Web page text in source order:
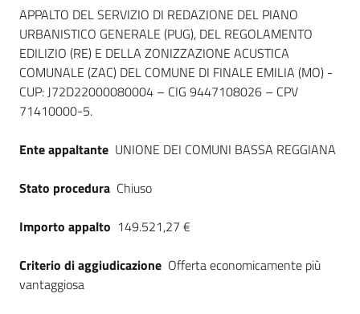
Dati del bando
APPALTO DEL SERVIZIO DI REDAZIONE DEL PIANO
URBANISTICO GENERALE (PUG), DEL REGOLAMENTO
EDILIZIO (RE) E DELLA ZONIZZAZIONE ACUSTICA
COMUNALE (ZAC) DEL COMUNE DI FINALE EMILIA (MO) -
CUP: J72D22000080004 – CIG 9447108026 – CPV
71410000-5.
Ente appaltante UNIONE DEI COMUNI BASSA REGGIANA
Stato procedura Chiuso
Importo appalto 149.521,27 €
Criterio di aggiudicazione Offerta economicamente più
vantaggiosa